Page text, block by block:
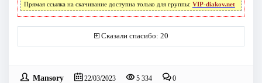
Прямая ссылка на скачивание доступна только для группы: VIP-diakov.net
Сказали спасибо: 20
Mansory 22/03/2023 5 334 0